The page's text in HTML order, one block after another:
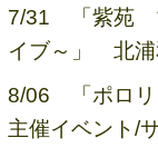
7/31 「紫苑
イブ～」 北浦
8/06 「ポロリ
主催イベント/